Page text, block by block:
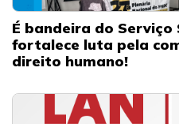
É bandeira do Serviço
fortalece luta pela
direito humano!